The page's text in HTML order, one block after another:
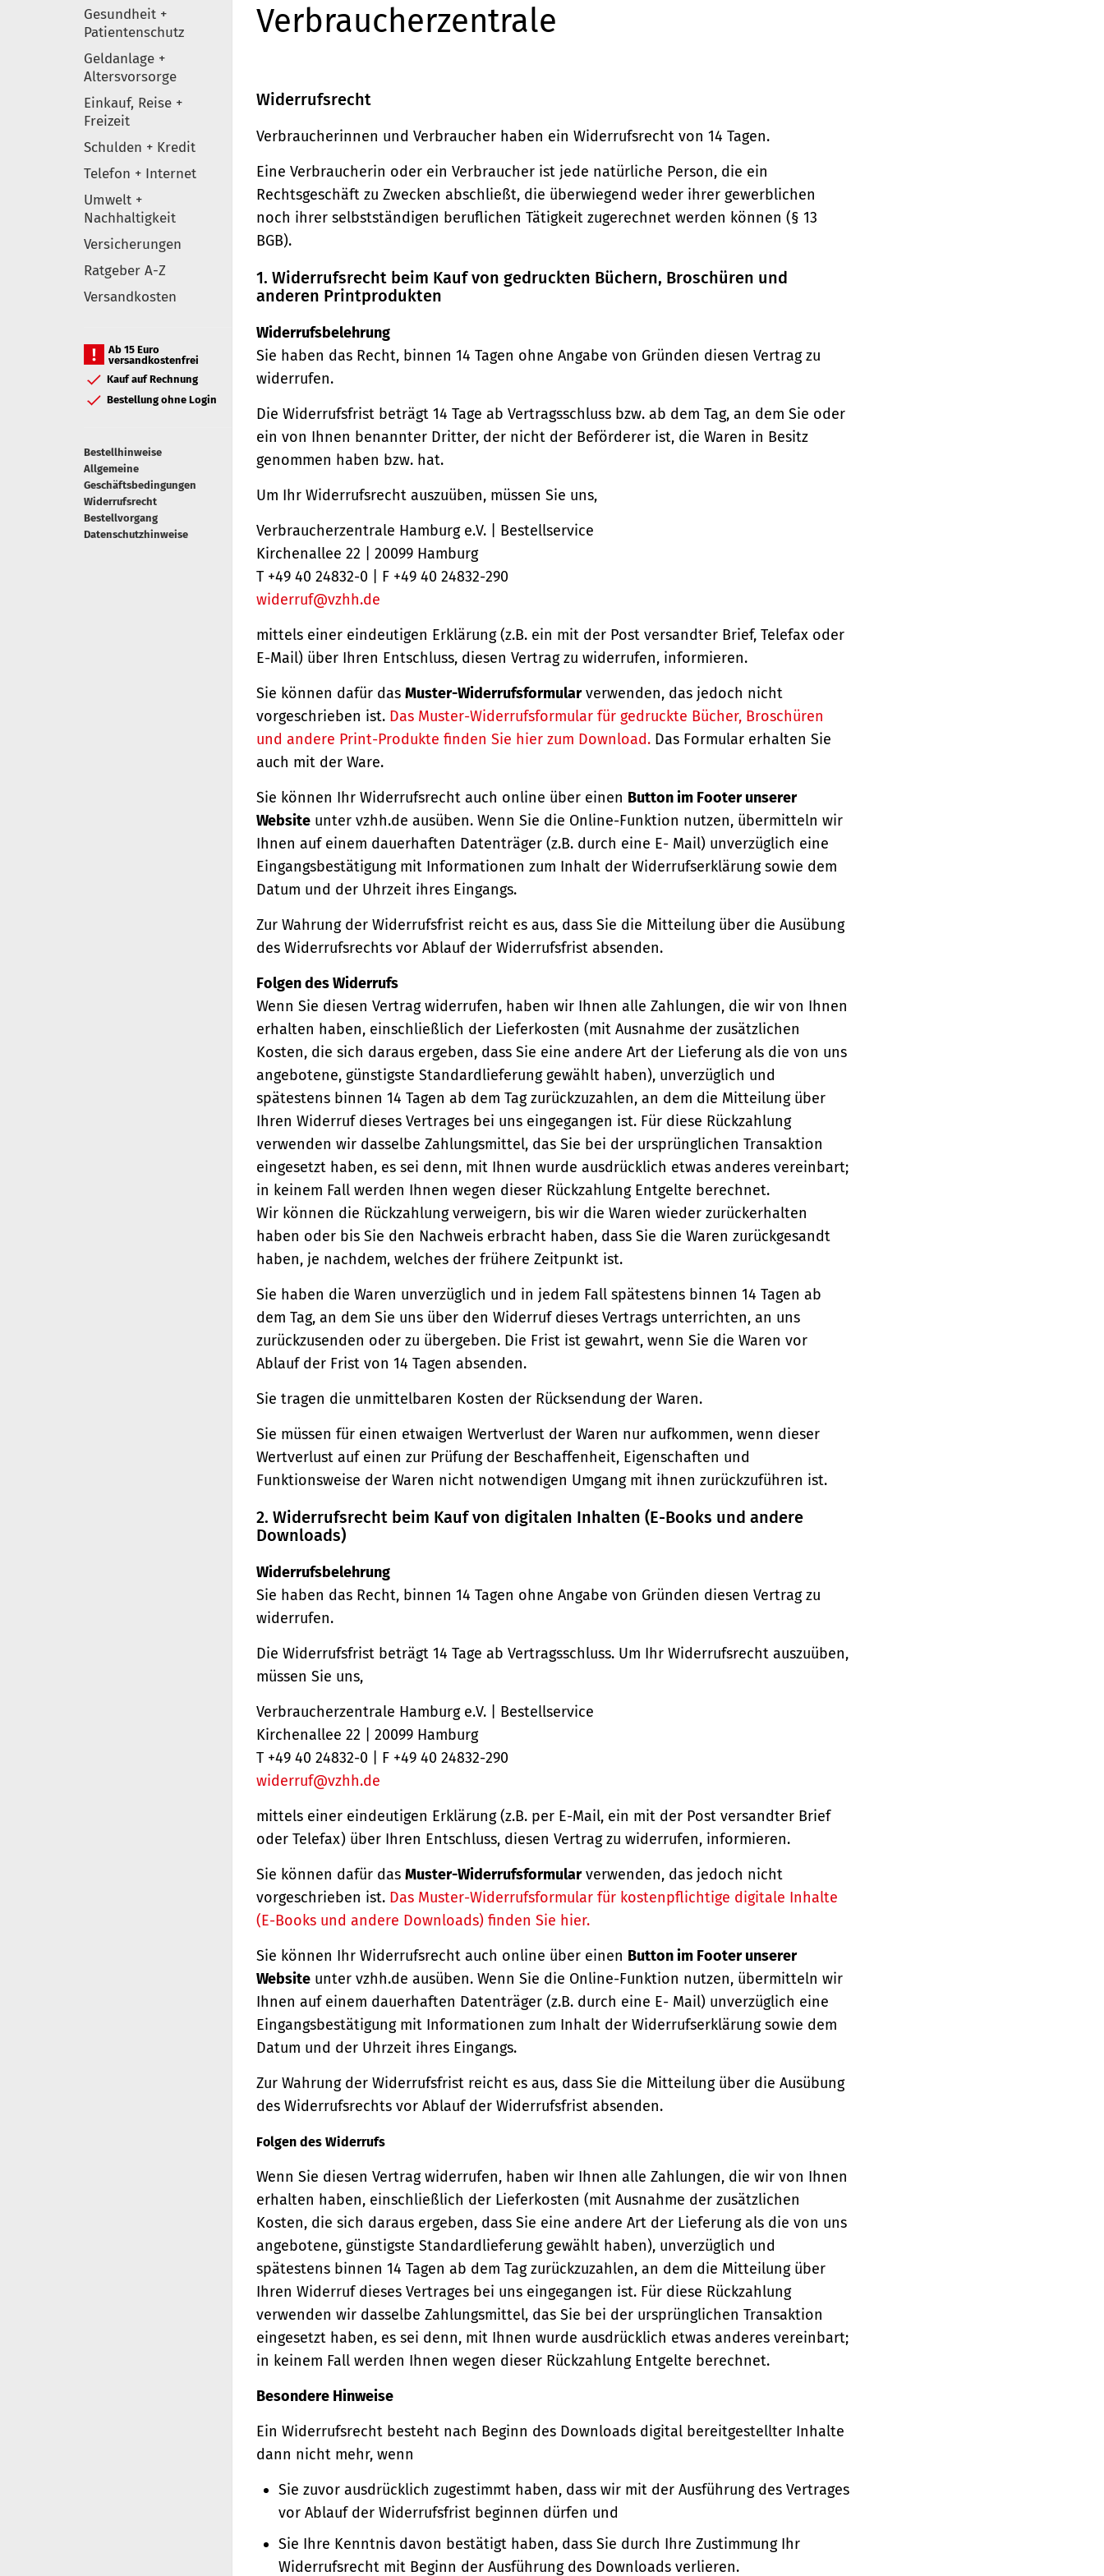
Gesundheit +
Patientenschutz
Geldanlage +
Altersvorsorge
Einkauf, Reise +
Freizeit
Schulden + Kredit
Telefon + Internet
Umwelt +
Nachhaltigkeit
Versicherungen
Ratgeber A-Z
Versandkosten
Ab 15 Euro
versandkostenfrei
Kauf auf Rechnung
Bestellung ohne Login
Bestellhinweise
Allgemeine
Geschäftsbedingungen
Widerrufsrecht
Bestellvorgang
Datenschutzhinweise
Verbraucherzentrale
Widerrufsrecht
Verbraucherinnen und Verbraucher haben ein Widerrufsrecht von 14 Tagen.
Eine Verbraucherin oder ein Verbraucher ist jede natürliche Person, die ein
Rechtsgeschäft zu Zwecken abschließt, die überwiegend weder ihrer gewerblichen
noch ihrer selbstständigen beruflichen Tätigkeit zugerechnet werden können (§ 13
BGB).
1. Widerrufsrecht beim Kauf von gedruckten Büchern, Broschüren und
anderen Printprodukten
Widerrufsbelehrung
Sie haben das Recht, binnen 14 Tagen ohne Angabe von Gründen diesen Vertrag zu
widerrufen.
Die Widerrufsfrist beträgt 14 Tage ab Vertragsschluss bzw. ab dem Tag, an dem Sie oder
ein von Ihnen benannter Dritter, der nicht der Beförderer ist, die Waren in Besitz
genommen haben bzw. hat.
Um Ihr Widerrufsrecht auszuüben, müssen Sie uns,
Verbraucherzentrale Hamburg e.V. | Bestellservice
Kirchenallee 22 | 20099 Hamburg
T +49 40 24832-0 | F +49 40 24832-290
widerruf@vzhh.de
mittels einer eindeutigen Erklärung (z.B. ein mit der Post versandter Brief, Telefax oder
E-Mail) über Ihren Entschluss, diesen Vertrag zu widerrufen, informieren.
Sie können dafür das Muster-Widerrufsformularverwenden, das jedoch nicht
vorgeschrieben ist. Das Muster-Widerrufsformular für gedruckte Bücher, Broschüren
und andere Print-Produkte finden Sie hier zum Download. Das Formular erhalten Sie
auch mit der Ware.
Sie können Ihr Widerrufsrecht auch online über einen Button im Footer unserer
Website unter vzhh.de ausüben. Wenn Sie die Online-Funktion nutzen, übermitteln wir
Ihnen auf einem dauerhaften Datenträger (z.B. durch eine E- Mail) unverzüglich eine
Eingangsbestätigung mit Informationen zum Inhalt der Widerrufserklärung sowie dem
Datum und der Uhrzeit ihres Eingangs.
Zur Wahrung der Widerrufsfrist reicht es aus, dass Sie die Mitteilung über die Ausübung
des Widerrufsrechts vor Ablauf der Widerrufsfrist absenden.
Folgen des Widerrufs
Wenn Sie diesen Vertrag widerrufen, haben wir Ihnen alle Zahlungen, die wir von Ihnen
erhalten haben, einschließlich der Lieferkosten (mit Ausnahme der zusätzlichen
Kosten, die sich daraus ergeben, dass Sie eine andere Art der Lieferung als die von uns
angebotene, günstigste Standardlieferung gewählt haben), unverzüglich und
spätestens binnen 14 Tagen ab dem Tag zurückzuzahlen, an dem die Mitteilung über
Ihren Widerruf dieses Vertrages bei uns eingegangen ist. Für diese Rückzahlung
verwenden wir dasselbe Zahlungsmittel, das Sie bei der ursprünglichen Transaktion
eingesetzt haben, es sei denn, mit Ihnen wurde ausdrücklich etwas anderes vereinbart;
in keinem Fall werden Ihnen wegen dieser Rückzahlung Entgelte berechnet.
Wir können die Rückzahlung verweigern, bis wir die Waren wieder zurückerhalten
haben oder bis Sie den Nachweis erbracht haben, dass Sie die Waren zurückgesandt
haben, je nachdem, welches der frühere Zeitpunkt ist.
Sie haben die Waren unverzüglich und in jedem Fall spätestens binnen 14 Tagen ab
dem Tag, an dem Sie uns über den Widerruf dieses Vertrags unterrichten, an uns
zurückzusenden oder zu übergeben. Die Frist ist gewahrt, wenn Sie die Waren vor
Ablauf der Frist von 14 Tagen absenden.
Sie tragen die unmittelbaren Kosten der Rücksendung der Waren.
Sie müssen für einen etwaigen Wertverlust der Waren nur aufkommen, wenn dieser
Wertverlust auf einen zur Prüfung der Beschaffenheit, Eigenschaften und
Funktionsweise der Waren nicht notwendigen Umgang mit ihnen zurückzuführen ist.
2. Widerrufsrecht beim Kauf von digitalen Inhalten (E-Books und andere
Downloads)
Widerrufsbelehrung
Sie haben das Recht, binnen 14 Tagen ohne Angabe von Gründen diesen Vertrag zu
widerrufen.
Die Widerrufsfrist beträgt 14 Tage ab Vertragsschluss. Um Ihr Widerrufsrecht auszuüben,
müssen Sie uns,
Verbraucherzentrale Hamburg e.V. | Bestellservice
Kirchenallee 22 | 20099 Hamburg
T +49 40 24832-0 | F +49 40 24832-290
widerruf@vzhh.de
mittels einer eindeutigen Erklärung (z.B. per E-Mail, ein mit der Post versandter Brief
oder Telefax) über Ihren Entschluss, diesen Vertrag zu widerrufen, informieren.
Sie können dafür das Muster-Widerrufsformularverwenden, das jedoch nicht
vorgeschrieben ist. Das Muster-Widerrufsformular für kostenpflichtige digitale Inhalte
(E-Books und andere Downloads) finden Sie hier.
Sie können Ihr Widerrufsrecht auch online über einen Button im Footer unserer
Website unter vzhh.de ausüben. Wenn Sie die Online-Funktion nutzen, übermitteln wir
Ihnen auf einem dauerhaften Datenträger (z.B. durch eine E- Mail) unverzüglich eine
Eingangsbestätigung mit Informationen zum Inhalt der Widerrufserklärung sowie dem
Datum und der Uhrzeit ihres Eingangs.
Zur Wahrung der Widerrufsfrist reicht es aus, dass Sie die Mitteilung über die Ausübung
des Widerrufsrechts vor Ablauf der Widerrufsfrist absenden.
Folgen des Widerrufs
Wenn Sie diesen Vertrag widerrufen, haben wir Ihnen alle Zahlungen, die wir von Ihnen
erhalten haben, einschließlich der Lieferkosten (mit Ausnahme der zusätzlichen
Kosten, die sich daraus ergeben, dass Sie eine andere Art der Lieferung als die von uns
angebotene, günstigste Standardlieferung gewählt haben), unverzüglich und
spätestens binnen 14 Tagen ab dem Tag zurückzuzahlen, an dem die Mitteilung über
Ihren Widerruf dieses Vertrages bei uns eingegangen ist. Für diese Rückzahlung
verwenden wir dasselbe Zahlungsmittel, das Sie bei der ursprünglichen Transaktion
eingesetzt haben, es sei denn, mit Ihnen wurde ausdrücklich etwas anderes vereinbart;
in keinem Fall werden Ihnen wegen dieser Rückzahlung Entgelte berechnet.
Besondere Hinweise
Ein Widerrufsrecht besteht nach Beginn des Downloads digital bereitgestellter Inhalte
dann nicht mehr, wenn
Sie zuvor ausdrücklich zugestimmt haben, dass wir mit der Ausführung des Vertrages
vor Ablauf der Widerrufsfrist beginnen dürfen und
Sie Ihre Kenntnis davon bestätigt haben, dass Sie durch Ihre Zustimmung Ihr
Widerrufsrecht mit Beginn der Ausführung des Downloads verlieren.